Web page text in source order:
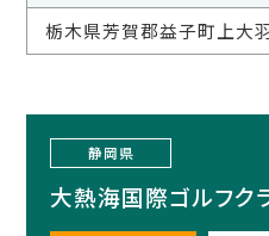
栃木県芳賀郡益子町上大
静岡県
大熱海国際ゴルフク